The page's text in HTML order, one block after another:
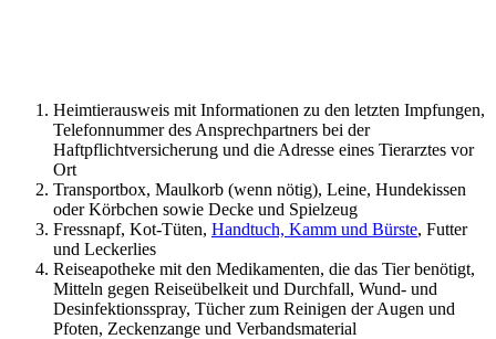
Heimtierausweis mit Informationen zu den letzten Impfungen,
Telefonnummer des Ansprechpartners bei der
Haftpflichtversicherung und die Adresse eines Tierarztes vor
Ort
Transportbox, Maulkorb (wenn nötig), Leine, Hundekissen
oder Körbchen sowie Decke und Spielzeug
Fressnapf, Kot-Tüten, Handtuch, Kamm und Bürste, Futter
und Leckerlies
Reiseapotheke mit den Medikamenten, die das Tier benötigt,
Mitteln gegen Reiseübelkeit und Durchfall, Wund- und
Desinfektionsspray, Tücher zum Reinigen der Augen und
Pfoten, Zeckenzange und Verbandsmaterial